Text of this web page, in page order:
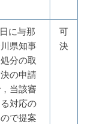
に与那
県知事
分の取
の申請
当該審
対応の
で提案
可
決